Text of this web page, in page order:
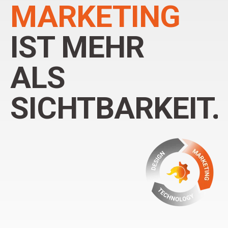
BRANDING ERFAHREN
MEHR ÜBER WEBDESIGN ERFAHREN
dargestellt werden?
MARKETING
IST MEHR
ALS
SICHTBARKEIT.